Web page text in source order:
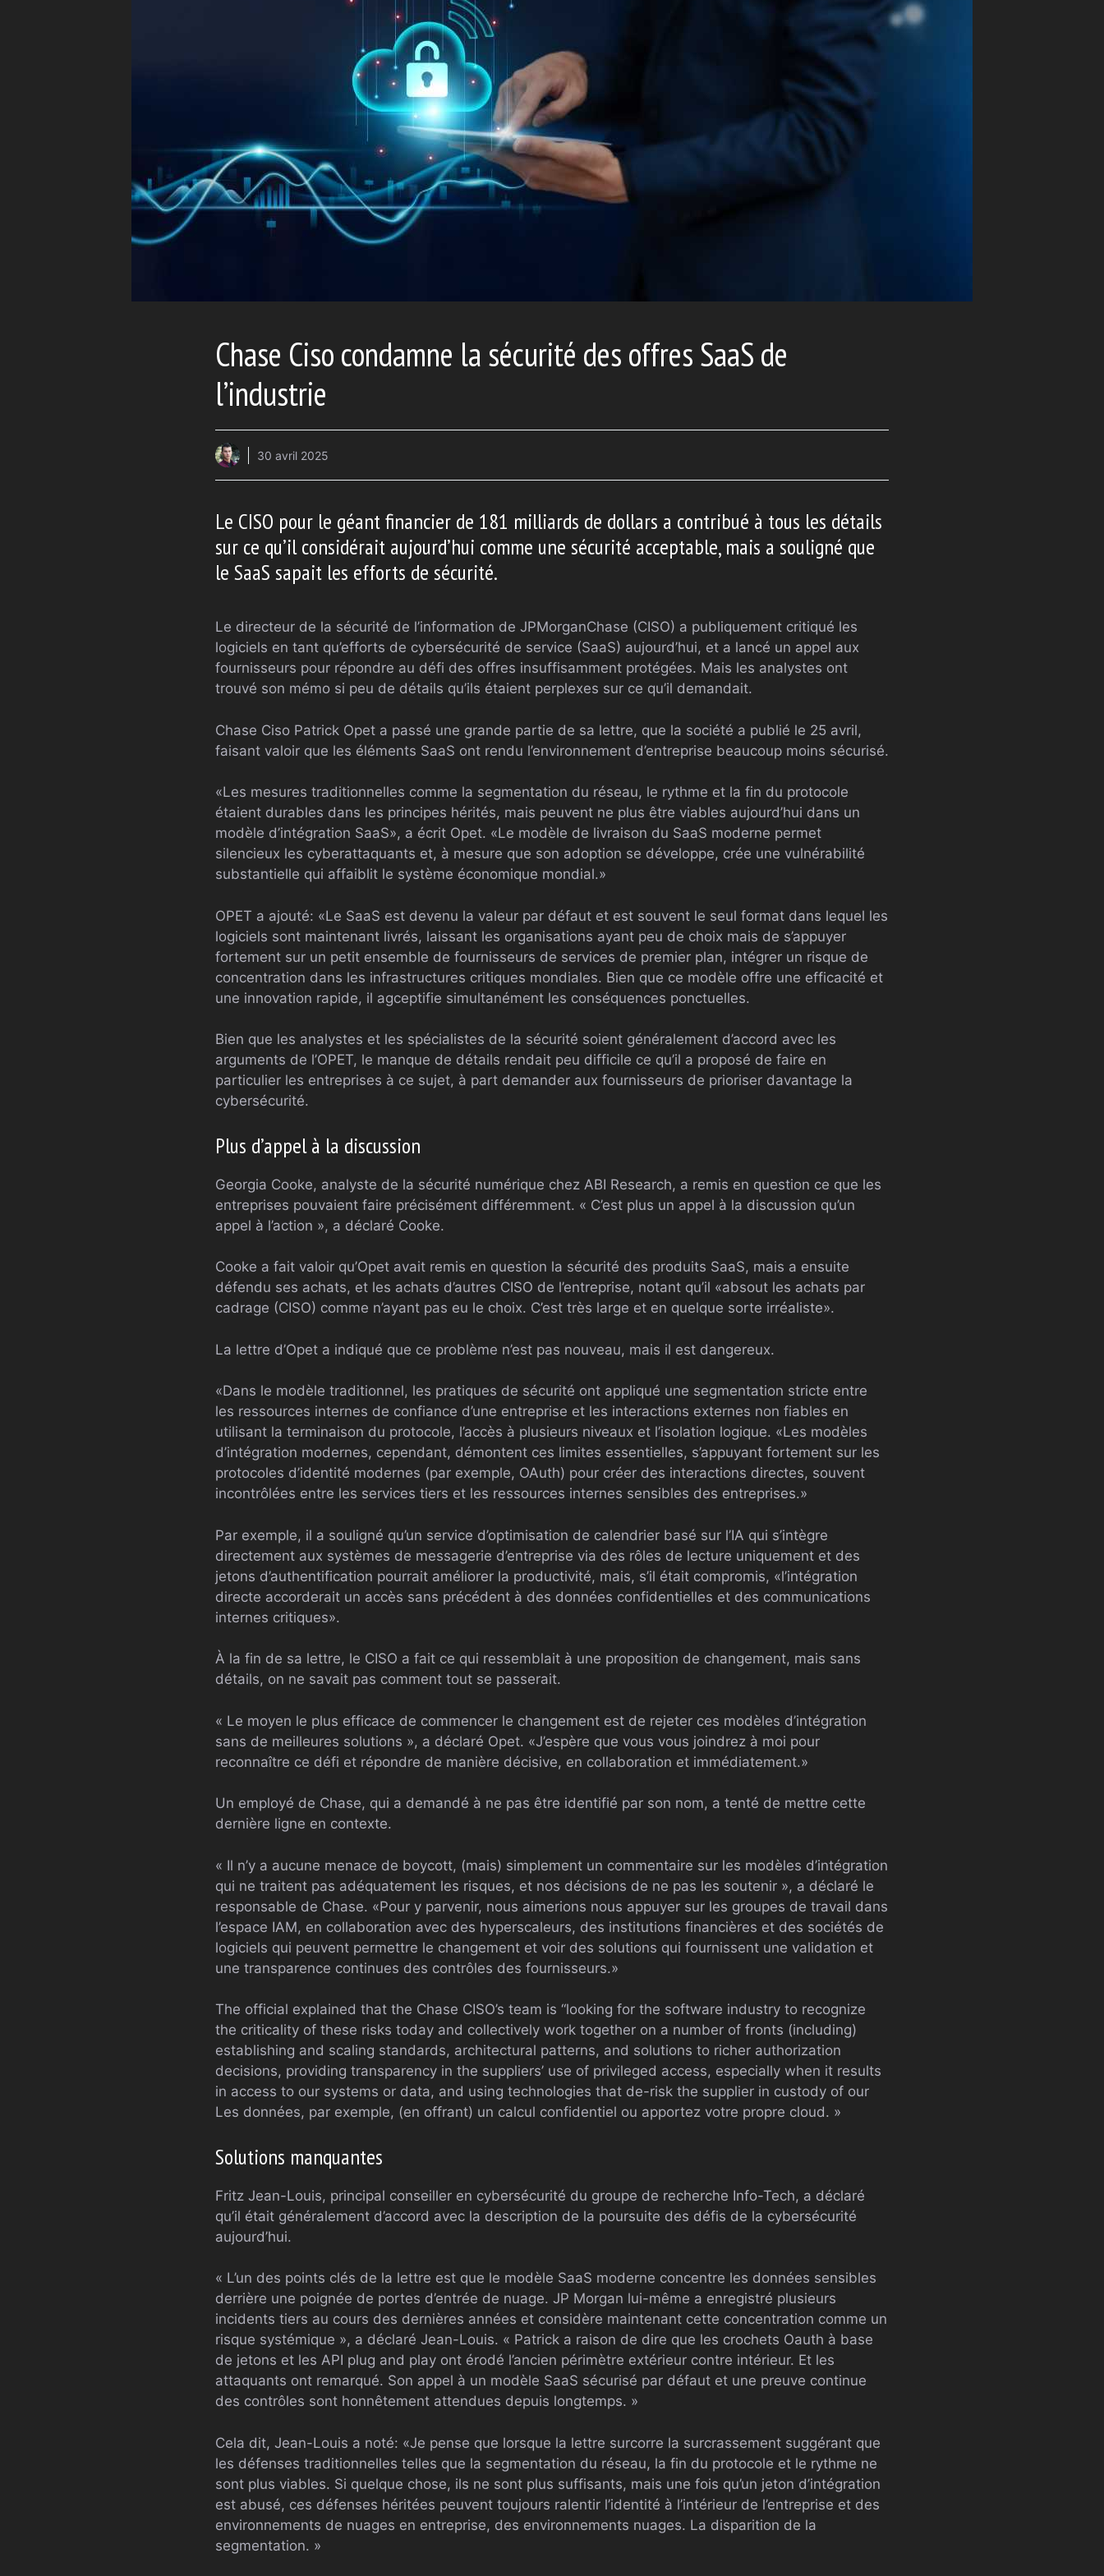
Chase Ciso condamne la sécurité des offres SaaS de
l’industrie
30 avril 2025
Le CISO pour le géant financier de 181 milliards de dollars a contribué à tous les détails
sur ce qu’il considérait aujourd’hui comme une sécurité acceptable, mais a souligné que
le SaaS sapait les efforts de sécurité.
Le directeur de la sécurité de l’information de JPMorganChase (CISO) a publiquement critiqué les
logiciels en tant qu’efforts de cybersécurité de service (SaaS) aujourd’hui, et a lancé un appel aux
fournisseurs pour répondre au défi des offres insuffisamment protégées. Mais les analystes ont
trouvé son mémo si peu de détails qu’ils étaient perplexes sur ce qu’il demandait.
Chase Ciso Patrick Opet a passé une grande partie de sa lettre, que la société a publié le 25 avril,
faisant valoir que les éléments SaaS ont rendu l’environnement d’entreprise beaucoup moins sécurisé.
«Les mesures traditionnelles comme la segmentation du réseau, le rythme et la fin du protocole
étaient durables dans les principes hérités, mais peuvent ne plus être viables aujourd’hui dans un
modèle d’intégration SaaS», a écrit Opet. «Le modèle de livraison du SaaS moderne permet
silencieux les cyberattaquants et, à mesure que son adoption se développe, crée une vulnérabilité
substantielle qui affaiblit le système économique mondial.»
OPET a ajouté: «Le SaaS est devenu la valeur par défaut et est souvent le seul format dans lequel les
logiciels sont maintenant livrés, laissant les organisations ayant peu de choix mais de s’appuyer
fortement sur un petit ensemble de fournisseurs de services de premier plan, intégrer un risque de
concentration dans les infrastructures critiques mondiales. Bien que ce modèle offre une efficacité et
une innovation rapide, il agceptifie simultanément les conséquences ponctuelles.
Bien que les analystes et les spécialistes de la sécurité soient généralement d’accord avec les
arguments de l’OPET, le manque de détails rendait peu difficile ce qu’il a proposé de faire en
particulier les entreprises à ce sujet, à part demander aux fournisseurs de prioriser davantage la
cybersécurité.
Plus d’appel à la discussion
Georgia Cooke, analyste de la sécurité numérique chez ABI Research, a remis en question ce que les
entreprises pouvaient faire précisément différemment. « C’est plus un appel à la discussion qu’un
appel à l’action », a déclaré Cooke.
Cooke a fait valoir qu’Opet avait remis en question la sécurité des produits SaaS, mais a ensuite
défendu ses achats, et les achats d’autres CISO de l’entreprise, notant qu’il «absout les achats par
cadrage (CISO) comme n’ayant pas eu le choix. C’est très large et en quelque sorte irréaliste».
La lettre d’Opet a indiqué que ce problème n’est pas nouveau, mais il est dangereux.
«Dans le modèle traditionnel, les pratiques de sécurité ont appliqué une segmentation stricte entre
les ressources internes de confiance d’une entreprise et les interactions externes non fiables en
utilisant la terminaison du protocole, l’accès à plusieurs niveaux et l’isolation logique. «Les modèles
d’intégration modernes, cependant, démontent ces limites essentielles, s’appuyant fortement sur les
protocoles d’identité modernes (par exemple, OAuth) pour créer des interactions directes, souvent
incontrôlées entre les services tiers et les ressources internes sensibles des entreprises.»
Par exemple, il a souligné qu’un service d’optimisation de calendrier basé sur l’IA qui s’intègre
directement aux systèmes de messagerie d’entreprise via des rôles de lecture uniquement et des
jetons d’authentification pourrait améliorer la productivité, mais, s’il était compromis, «l’intégration
directe accorderait un accès sans précédent à des données confidentielles et des communications
internes critiques».
À la fin de sa lettre, le CISO a fait ce qui ressemblait à une proposition de changement, mais sans
détails, on ne savait pas comment tout se passerait.
« Le moyen le plus efficace de commencer le changement est de rejeter ces modèles d’intégration
sans de meilleures solutions », a déclaré Opet. «J’espère que vous vous joindrez à moi pour
reconnaître ce défi et répondre de manière décisive, en collaboration et immédiatement.»
Un employé de Chase, qui a demandé à ne pas être identifié par son nom, a tenté de mettre cette
dernière ligne en contexte.
« Il n’y a aucune menace de boycott, (mais) simplement un commentaire sur les modèles d’intégration
qui ne traitent pas adéquatement les risques, et nos décisions de ne pas les soutenir », a déclaré le
responsable de Chase. «Pour y parvenir, nous aimerions nous appuyer sur les groupes de travail dans
l’espace IAM, en collaboration avec des hyperscaleurs, des institutions financières et des sociétés de
logiciels qui peuvent permettre le changement et voir des solutions qui fournissent une validation et
une transparence continues des contrôles des fournisseurs.»
The official explained that the Chase CISO’s team is “looking for the software industry to recognize
the criticality of these risks today and collectively work together on a number of fronts (including)
establishing and scaling standards, architectural patterns, and solutions to richer authorization
decisions, providing transparency in the suppliers’ use of privileged access, especially when it results
in access to our systems or data, and using technologies that de-risk the supplier in custody of our
Les données, par exemple, (en offrant) un calcul confidentiel ou apportez votre propre cloud. »
Solutions manquantes
Fritz Jean-Louis, principal conseiller en cybersécurité du groupe de recherche Info-Tech, a déclaré
qu’il était généralement d’accord avec la description de la poursuite des défis de la cybersécurité
aujourd’hui.
« L’un des points clés de la lettre est que le modèle SaaS moderne concentre les données sensibles
derrière une poignée de portes d’entrée de nuage. JP Morgan lui-même a enregistré plusieurs
incidents tiers au cours des dernières années et considère maintenant cette concentration comme un
risque systémique », a déclaré Jean-Louis. « Patrick a raison de dire que les crochets Oauth à base
de jetons et les API plug and play ont érodé l’ancien périmètre extérieur contre intérieur. Et les
attaquants ont remarqué. Son appel à un modèle SaaS sécurisé par défaut et une preuve continue
des contrôles sont honnêtement attendues depuis longtemps. »
Cela dit, Jean-Louis a noté: «Je pense que lorsque la lettre surcorre la surcrassement suggérant que
les défenses traditionnelles telles que la segmentation du réseau, la fin du protocole et le rythme ne
sont plus viables. Si quelque chose, ils ne sont plus suffisants, mais une fois qu’un jeton d’intégration
est abusé, ces défenses héritées peuvent toujours ralentir l’identité à l’intérieur de l’entreprise et des
environnements de nuages ​​en entreprise, des environnements nuages. La disparition de la
segmentation. »